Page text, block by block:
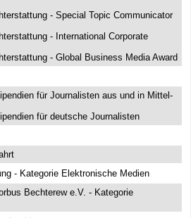
- Special Topic Communicator
- International Corporate
- Global Business Media Award
für Journalisten aus und in Mittel-
für deutsche Journalisten
- Kategorie Elektronische Medien
Bechterew e.V. - Kategorie